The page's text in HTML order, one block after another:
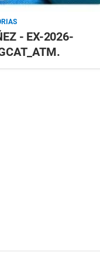
- EX-2026-